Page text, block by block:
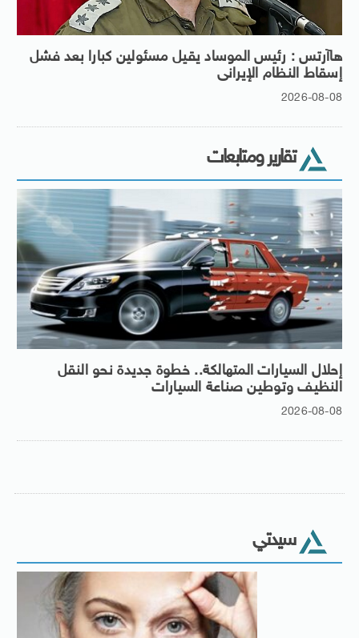
هاآرتس : رئيس الموساد يقيل مسئولين كبارا بعد فشل
إسقاط النظام الإيرانى
2026-08-08
تقارير ومتابعات
إحلال السيارات المتهالكة.. خطوة جديدة نحو النقل
النظيف وتوطين صناعة السيارات
2026-08-08
سيدتي